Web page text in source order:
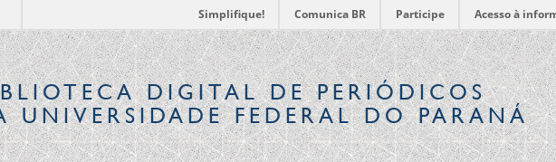
Simplifique! Comunica BR Participe Acesso à
DIGITALDE PERIÓDICOS
UNIVERSIDADE FEDERAL DO PARANÁ